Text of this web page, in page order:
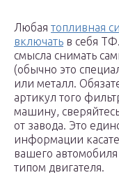
Любая топливная
включать в себя
смысла снимать
(обычно это
или металл.
артикул того
машину,
от завода. Это
информации
вашего
типом двигателя.